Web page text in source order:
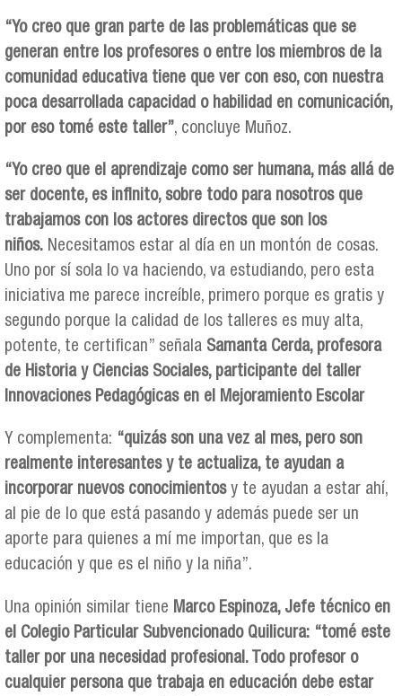
“Yo creo que gran parte de las problemáticas que se
generan entre los profesores o entre los miembros de la
comunidad educativa tiene que ver con eso, con nuestra
poca desarrollada capacidad o habilidad en comunicación,
por eso tomé este taller”, concluye Muñoz.
“Yo creo que el aprendizaje como ser humana, más allá de
ser docente, es infinito, sobre todo para nosotros que
trabajamos con los actores directos que son los
niños. Necesitamos estar al día en un montón de cosas.
Uno por sí sola lo va haciendo, va estudiando, pero esta
iniciativa me parece increíble, primero porque es gratis y
segundo porque la calidad de los talleres es muy alta,
potente, te certifican” señala Samanta Cerda, profesora
de Historia y Ciencias Sociales, participante del taller
Innovaciones Pedagógicas en el Mejoramiento Escolar
Y complementa: “quizás son una vez al mes, pero son
realmente interesantes y te actualiza, te ayudan a
incorporar nuevos conocimientosy te ayudan a estar ahí,
al pie de lo que está pasando y además puede ser un
aporte para quienes a mí me importan, que es la
educación y que es el niño y la niña”.
Una opinión similar tiene Marco Espinoza, Jefe técnico en
el Colegio Particular Subvencionado Quilicura: “tomé este
taller por una necesidad profesional. Todo profesor o
cualquier persona que trabaja en educación debe estar